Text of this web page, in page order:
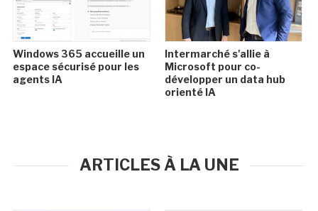
Windows 365 accueille un
espace sécurisé pour les
agents IA
Intermarché s'allie à
Microsoft pour co-
développer un data hub
orienté IA
ARTICLES À LA UNE